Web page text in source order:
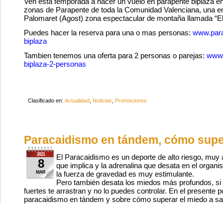
zonas de Parapente de toda la Comunidad Valenciana, una
Palomaret (Agost) zona espectacular de montaña llamada
Puedes hacer la reserva para una o mas personas:
biplaza
Tambien tenemos una oferta para 2 personas o parejas:
biplaza-2-personas
Clasificado en: Actualidad Noticias Promociones
Paracaidismo en tándem, cómo
2021
8
MAR
El Paracaidismo es un deporte de alto riesgo,
que implica y la adrenalina que desata en el
la fuerza de gravedad es muy estimulante.
Pero también desata los miedos más profundos,
fuertes te arrastran y no lo puedes controlar. En el presente
paracaidismo en tándem y sobre cómo superar el miedo a